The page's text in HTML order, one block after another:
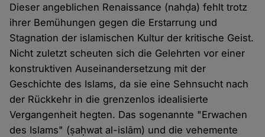
Dieser angeblichen Renaissance (nahḍa) fehlt trotz
ihrer Bemühungen gegen die Erstarrung und
Stagnation der islamischen Kultur der kritische Geist.
Nicht zuletzt scheuten sich die Gelehrten vor einer
konstruktiven Auseinandersetzung mit der
Geschichte des Islams, da sie eine Sehnsucht nach
der Rückkehr in die grenzenlos idealisierte
Vergangenheit hegten. Das sogenannte "Erwachen
des Islams" (ṣaḥwat al-islām) und die vehemente